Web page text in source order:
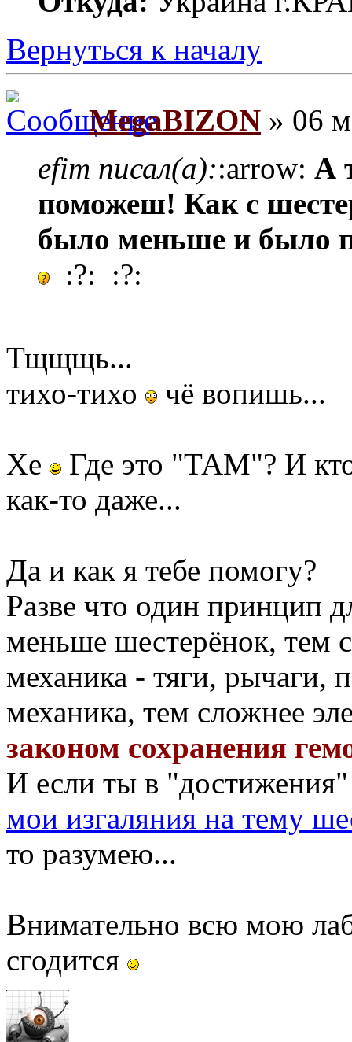
Вернуться к началу
MegaBIZON » 06
efim писал(а)::arrow: А
поможеш! Как с
было меньше и было
:?: :?:
Тщщщь...
тихо-тихо
чё вопишь...
Хе
Где это "ТАМ"? И
как-то даже...
Да и как я тебе помогу?
Разве что один принцип
меньше шестерёнок, тем
механика - тяги, рычаги,
механика, тем сложнее
законом сохранения
И если ты в "достижения"
мои изгаляния на тему
то разумею...
Внимательно всю мою
сгодится